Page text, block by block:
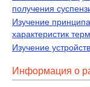
получения
Изучение
характеристик
Изучение
Информация о